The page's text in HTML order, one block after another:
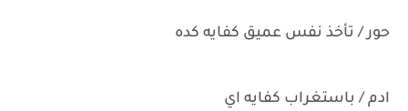
حور / تأخذ نفس عميق كفايه كده
ادم / باستغراب كفايه اي